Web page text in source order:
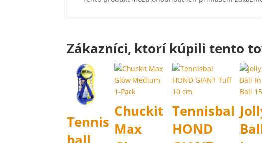
Zákazníci, ktorí kúpili tento
Tennis
Chuckit
Max
Tennisbal
HOND